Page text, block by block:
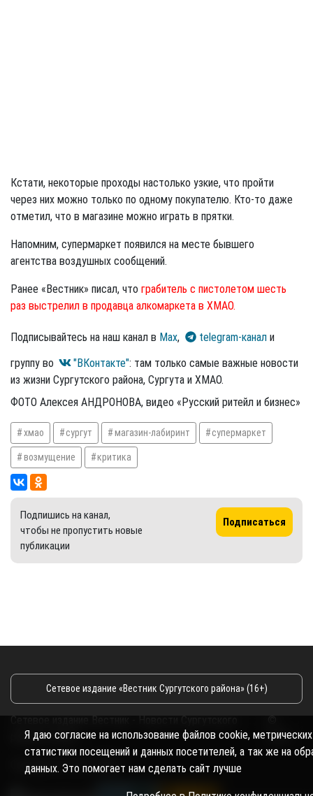
Кстати, некоторые проходы настолько узкие, что пройти
через них можно только по одному покупателю. Кто-то даже
отметил, что в магазине можно играть в прятки.
Напомним, супермаркет появился на месте бывшего
агентства воздушных сообщений.
Ранее «Вестник» писал, что грабитель с пистолетом шесть
раз выстрелил в продавца алкомаркета в ХМАО.
Подписывайтесь на наш канал в Max, telegram-канал и
группу во
"ВКонтакте": там только самые важные новости
из жизни Сургутского района, Сургута и ХМАО.
ФОТО Алексея АНДРОНОВА, видео «Русский ритейл и бизнес»
хмао сургут магазин-лабиринт супермаркет
возмущение критика
Подпишись на канал,
чтобы не пропустить новые
публикации
Подписаться
Сетевое издание «Вестник Сургутского района» (16+)
Сетевое издание Вестник - Новости Сургутского
района и Югры
©
2026
Copyright © 2018- 2026
Я даю согласие на использование файлов cookie,
статистики посещений и данных посетителей, а так же на
данных. Это помогает нам сделать сайт лучше